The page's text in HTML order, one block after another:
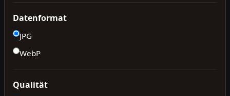
Datenformat
JPG
WebP
Qualität